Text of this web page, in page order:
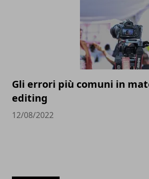
Gli errori più comuni in
editing
12/08/2022